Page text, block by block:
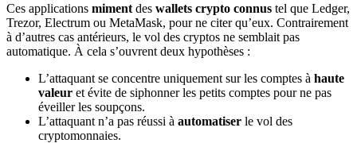
Ces applications miment des wallets crypto connus tel que Ledger,
Trezor, Electrum ou MetaMask, pour ne citer qu’eux. Contrairement
à d’autres cas antérieurs, le vol des cryptos ne semblait pas
automatique. À cela s’ouvrent deux hypothèses :
L’attaquant se concentre uniquement sur les comptes à haute
valeur et évite de siphonner les petits comptes pour ne pas
éveiller les soupçons.
L’attaquant n’a pas réussi à automatiser le vol des
cryptomonnaies.